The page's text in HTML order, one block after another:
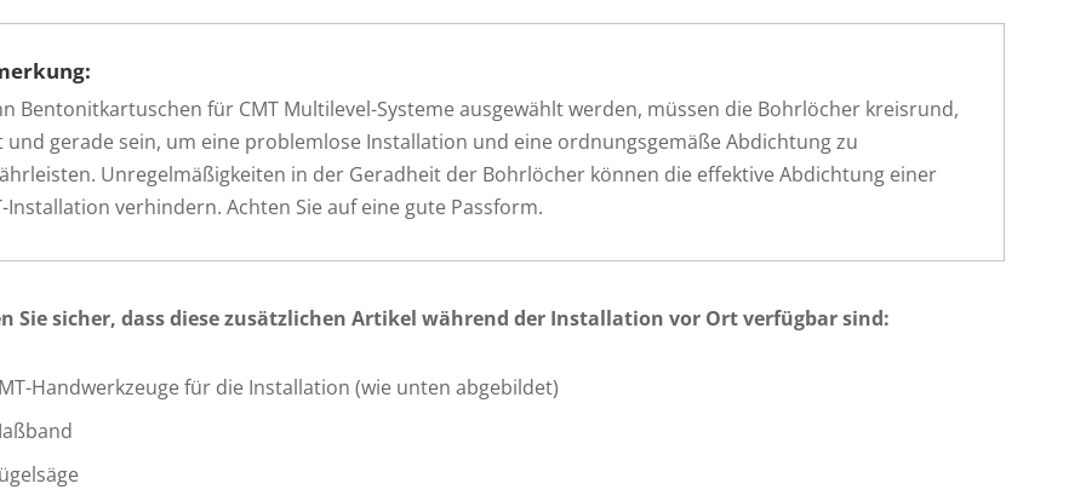
Bentonitkartuschen für CMT Multilevel-Systeme ausgewählt werden, müssen die Bohrlöcher kreisrund,
und gerade sein, um eine problemlose Installation und eine ordnungsgemäße Abdichtung zu
Unregelmäßigkeiten in der Geradheit der Bohrlöcher können die effektive Abdichtung einer
Installation verhindern. Achten Sie auf eine gute Passform.
Sie sicher, dass diese zusätzlichen Artikel während der Installation vor Ort verfügbar sind:
Handwerkzeuge für die Installation (wie unten abgebildet)